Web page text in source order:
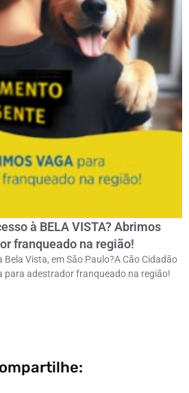
à BELA VISTA? Abrimos
franqueado na região!
Vista, em São Paulo?ㅤA Cão Cidadão
para adestrador franqueado na região!